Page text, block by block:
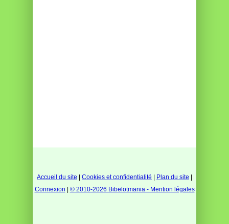
Accueil du site Cookies et confidentialité Plan du site
Connexion
© 2010-2026 Bibelotmania - Mention légales